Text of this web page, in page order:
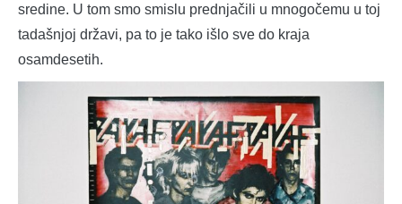
sredine. U tom smo smislu prednjačili u mnogočemu u toj
tadašnjoj državi, pa to je tako išlo sve do kraja
osamdesetih.